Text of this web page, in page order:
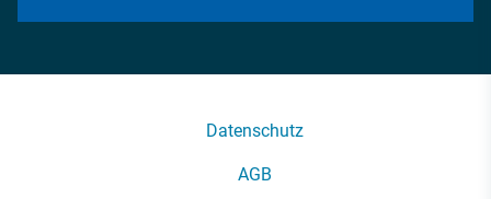
Datenschutz
AGB